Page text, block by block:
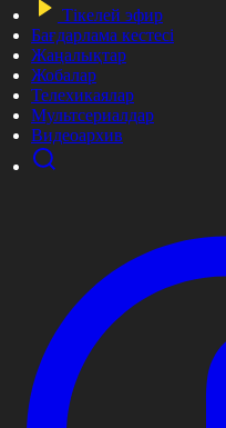
Тікелей эфир
Бағдарлама кестесі
Жаңалықтар
Жобалар
Телехикаялар
Мультсериалдар
Видеоархив